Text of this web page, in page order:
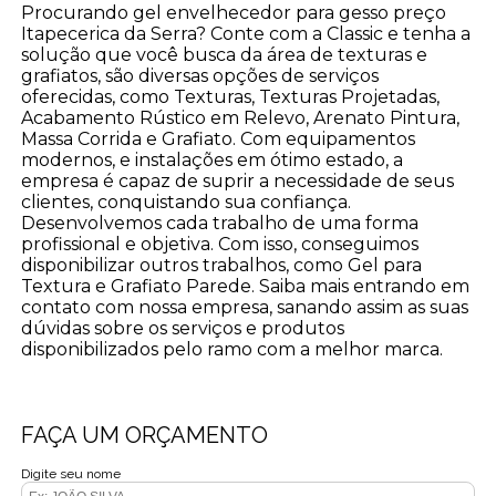
Procurando gel envelhecedor para gesso preço
Itapecerica da Serra? Conte com a Classic e tenha a
solução que você busca da área de texturas e
grafiatos, são diversas opções de serviços
oferecidas, como Texturas, Texturas Projetadas,
Acabamento Rústico em Relevo, Arenato Pintura,
Massa Corrida e Grafiato. Com equipamentos
modernos, e instalações em ótimo estado, a
empresa é capaz de suprir a necessidade de seus
clientes, conquistando sua confiança.
Desenvolvemos cada trabalho de uma forma
profissional e objetiva. Com isso, conseguimos
disponibilizar outros trabalhos, como Gel para
Textura e Grafiato Parede. Saiba mais entrando em
contato com nossa empresa, sanando assim as suas
dúvidas sobre os serviços e produtos
disponibilizados pelo ramo com a melhor marca.
FAÇA UM ORÇAMENTO
Digite seu nome